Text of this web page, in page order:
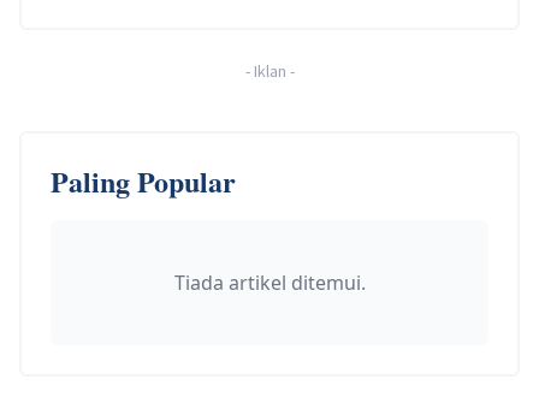
- Iklan -
Paling Popular
Tiada artikel ditemui.